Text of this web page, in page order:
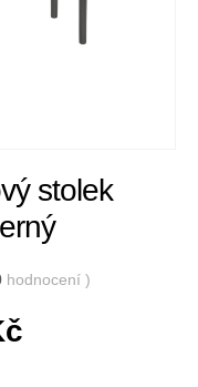
stolek
hodnocení )